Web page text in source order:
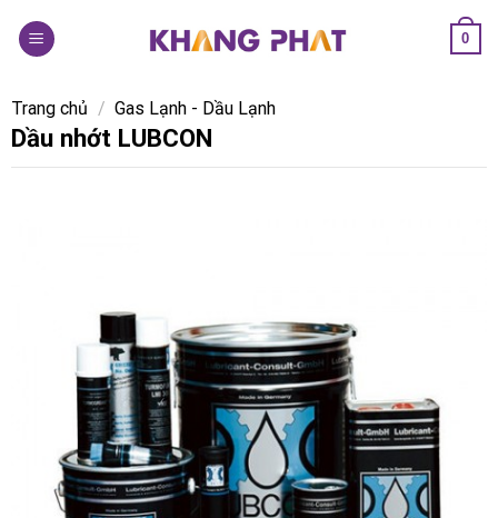
0
Trang chủ / Gas Lạnh - Dầu Lạnh
Dầu nhớt LUBCON